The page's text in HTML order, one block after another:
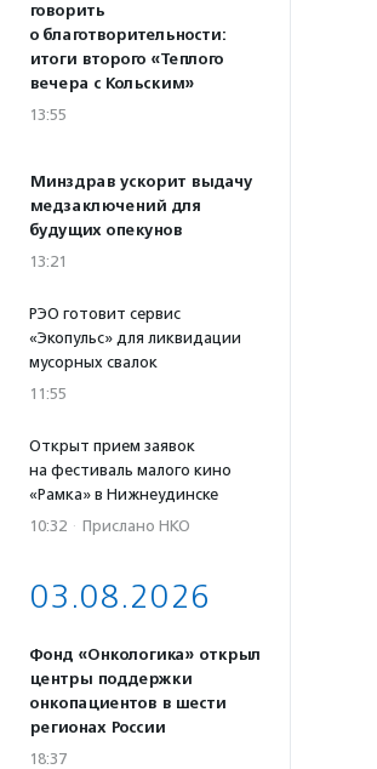
говорить
о благотворительности:
итоги второго «Теплого
вечера с Кольским»
13:55
Минздрав ускорит выдачу
медзаключений для
будущих опекунов
13:21
РЭО готовит сервис
«Экопульс» для ликвидации
мусорных свалок
11:55
Открыт прием заявок
на фестиваль малого кино
«Рамка» в Нижнеудинске
10:32 · Прислано НКО
03.08.2026
Фонд «Онкологика» открыл
центры поддержки
онкопациентов в шести
регионах России
18:37